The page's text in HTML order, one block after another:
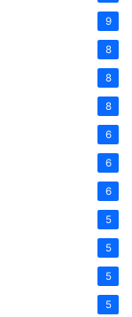
9
8
8
8
6
6
6
5
5
5
5